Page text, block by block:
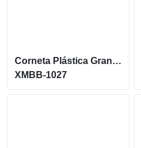
Corneta Plástica Grande de Tamanho 41 cm XMBB-1027
XMBB-1027